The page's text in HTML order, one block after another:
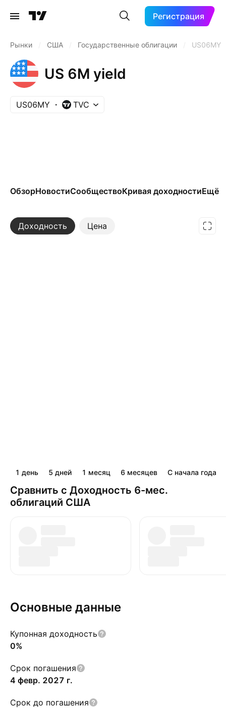
Регистрация
Рынки США Государственные облигации US06MY
US 6M yield
US06MY TVC
ОбзорНовостиСообществоКривая доходностиЕщё
Доходность Цена
Ещё
1 день 5 дней 1 месяц 6 месяцев С начала года
Сравнить с Доходность 6-мес.
облигаций США
Основные данные
Купонная доходность
0%
Срок погашения
4 февр. 2027 г.
Срок до погашения